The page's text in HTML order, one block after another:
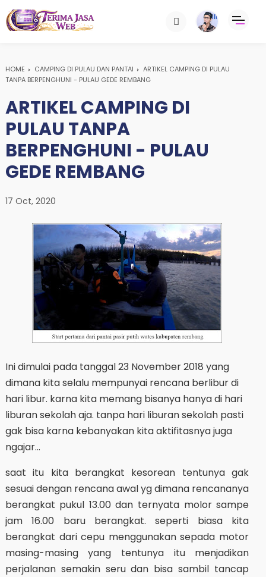
HOME CAMPING DI PULAU DAN PANTAI
ARTIKEL CAMPING DI PULAU
TANPA BERPENGHUNI - PULAU GEDE REMBANG
ARTIKEL CAMPING DI
PULAU TANPA
BERPENGHUNI - PULAU
GEDE REMBANG
17 Oct, 2020
Ini dimulai pada tanggal 23 November 2018 yang
dimana kita selalu mempunyai rencana berlibur di
hari libur. karna kita memang bisanya hanya di hari
liburan sekolah aja. tanpa hari liburan sekolah pasti
gak bisa karna kebanyakan kita aktifitasnya juga
ngajar...
saat itu kita berangkat kesorean tentunya gak
sesuai dengan rencana awal yg dimana rencananya
berangkat pukul 13.00 dan ternyata molor sampe
jam 16.00 baru berangkat. seperti biasa kita
berangkat dari cepu menggunakan sepada motor
masing-masing yang tentunya itu menjadikan
perjalanan semakin seru dan bisa sambil tancap